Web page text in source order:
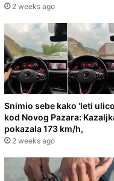
2 weeks ago
Snimio sebe kako ‘leti
kod Novog Pazara:
pokazala 173 km/h,
2 weeks ago